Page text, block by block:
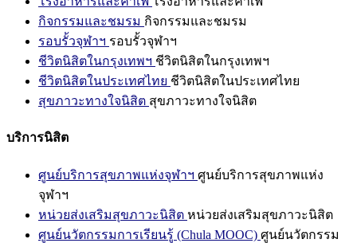
กิจกรรมและชมรม กิจกรรมและชมรม
รอบรั้วจุฬาฯ รอบรั้วจุฬาฯ
ชีวิตนิสิตในกรุงเทพฯ ชีวิตนิสิตในกรุงเทพฯ
ชีวิตนิสิตในประเทศไทย ชีวิตนิสิตในประเทศไทย
สุขภาวะทางใจนิสิต สุขภาวะทางใจนิสิต
บริการนิสิต
ศูนย์บริการสุขภาพแห่งจุฬาฯ ศูนย์บริการสุขภาพแห่ง
จุฬาฯ
หน่วยส่งเสริมสุขภาวะนิสิต หน่วยส่งเสริมสุขภาวะนิสิต
ศูนย์นวัตกรรมการเรียนรู้ (Chula MOOC) ศูนย์นวัตกรรม